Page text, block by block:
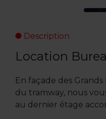
Description
Location
En façade des
du tramway, nous
au dernier étage